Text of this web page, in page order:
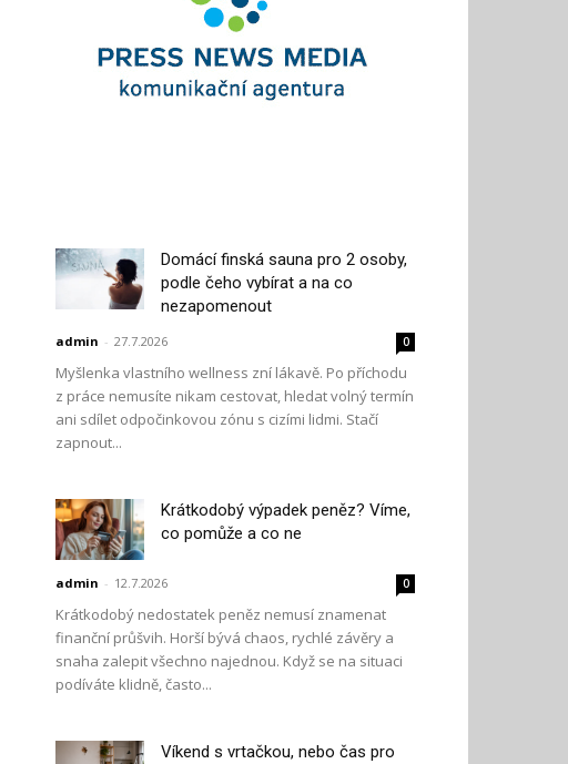
Domácí finská sauna pro 2 osoby,
podle čeho vybírat a na co
nezapomenout
admin - 27.7.2026 0
Myšlenka vlastního wellness zní lákavě. Po příchodu
z práce nemusíte nikam cestovat, hledat volný termín
ani sdílet odpočinkovou zónu s cizími lidmi. Stačí
zapnout...
Krátkodobý výpadek peněz? Víme,
co pomůže a co ne
admin - 12.7.2026 0
Krátkodobý nedostatek peněz nemusí znamenat
finanční průšvih. Horší bývá chaos, rychlé závěry a
snaha zalepit všechno najednou. Když se na situaci
podíváte klidně, často...
Víkend s vrtačkou, nebo čas pro